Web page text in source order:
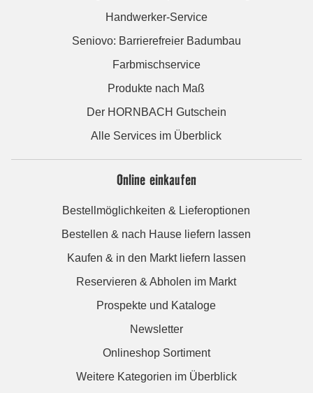
Handwerker-Service
Seniovo: Barrierefreier Badumbau
Farbmischservice
Produkte nach Maß
Der HORNBACH Gutschein
Alle Services im Überblick
Online einkaufen
Bestellmöglichkeiten & Lieferoptionen
Bestellen & nach Hause liefern lassen
Kaufen & in den Markt liefern lassen
Reservieren & Abholen im Markt
Prospekte und Kataloge
Newsletter
Onlineshop Sortiment
Weitere Kategorien im Überblick